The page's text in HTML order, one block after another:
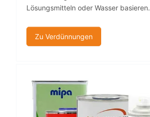
Lösungsmitteln oder Wasser basieren.
Zu Verdünnungen